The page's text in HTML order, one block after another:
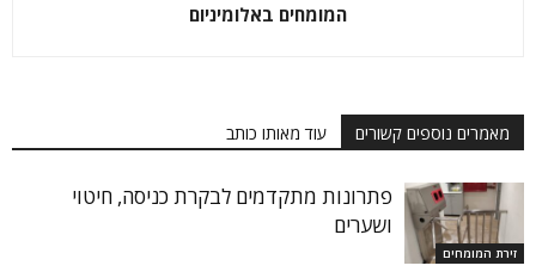
המומחים באלומיניום
מאמרים נוספים קשורים עוד מאותו כותב
זירת המומחים
פתרונות מתקדמים לבקרת כניסה, חיטוי
ושערים